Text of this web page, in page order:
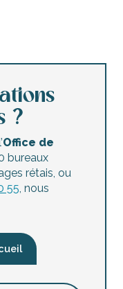
?
Office de
bureaux
rétais, ou
55, nous